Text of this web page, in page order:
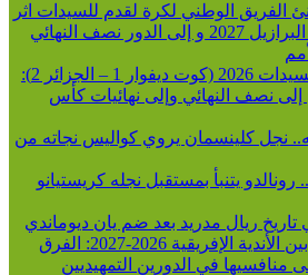
الفريق الوطني لكرة لقدم للسيدات اثر
تأهلهن الى مونديال البرازيل 2027 و إلى الدور نصف النهائي
كأس أمم إفريقيا للسيدات 2026 (كوت ديفوار 1 – الجزائر 2):
نصف النهائي وإلى نهائيات كأس
نجل كلينسمان يروي كواليس نجاته من
يتنبأ بمستقبل نجله كريستيانو
قرعة منافسات ما بين الأندية الإفريقية 2026-2027: الفرق
منافسيها في الدورين التمهيديين